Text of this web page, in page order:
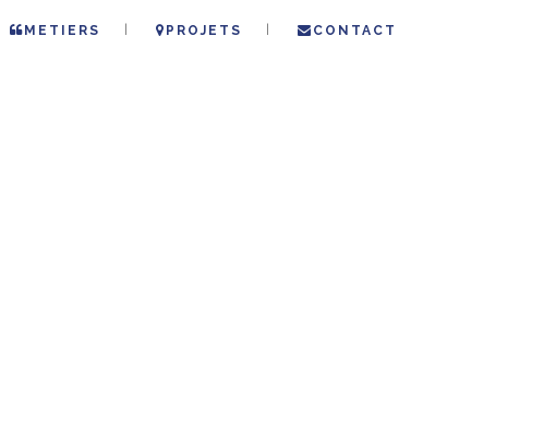
METIERS PROJETS CONTACT